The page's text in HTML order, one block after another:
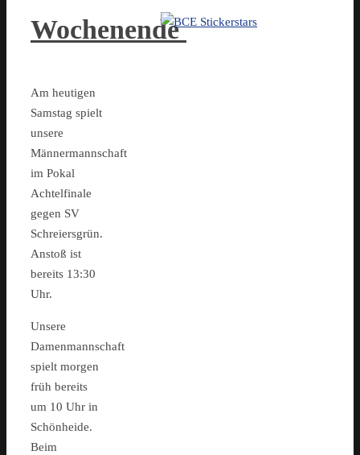
Wochenende
Am heutigen
Samstag spielt
unsere
Männermannschaft
im Pokal
Achtelfinale
gegen SV
Schreiersgrün.
Anstoß ist
bereits 13:30
Uhr.
Unsere
Damenmannschaft
spielt morgen
früh bereits
um 10 Uhr in
Schönheide.
Beim